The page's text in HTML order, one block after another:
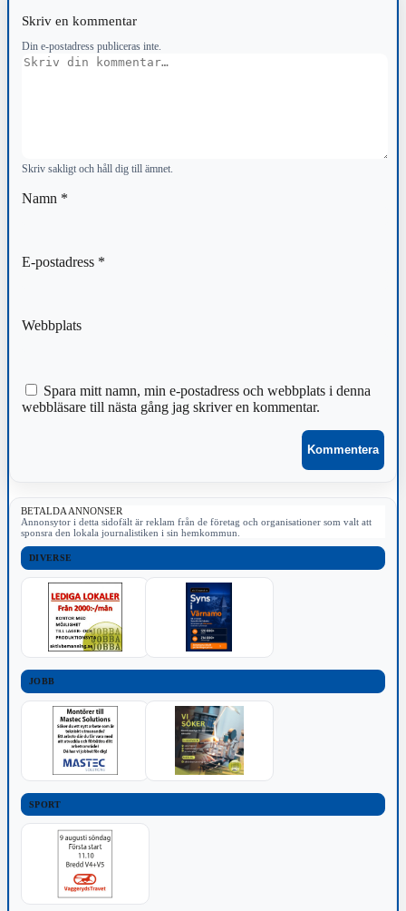
Skriv en kommentar
Din e-postadress publiceras inte.
Kommentar
Skriv sakligt och håll dig till ämnet.
Namn *
E-postadress *
Webbplats
Spara mitt namn, min e-postadress och webbplats i denna
webbläsare till nästa gång jag skriver en kommentar.
BETALDA ANNONSER
Annonsytor i detta sidofält är reklam från de företag och organisationer som valt att
sponsra den lokala journalistiken i sin hemkommun.
DIVERSE
JOBB
SPORT